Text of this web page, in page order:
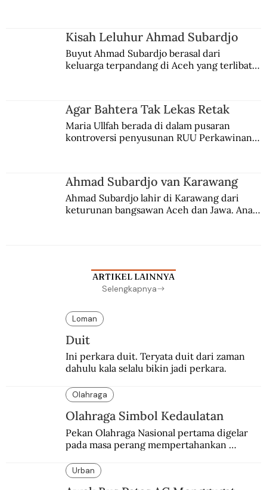
Kisah Leluhur Ahmad Subardjo
Buyut Ahmad Subardjo berasal dari
keluarga terpandang di Aceh yang terlibat
Agar Bahtera Tak Lekas Retak
Maria Ullfah berada di dalam pusaran
kontroversi penyusunan RUU Perkawinan.
Ahmad Subardjo van Karawang
Ahmad Subardjo lahir di Karawang dari
keturunan bangsawan Aceh dan Jawa. Anak
ARTIKEL LAINNYA
Selengkapnya
Loman
Duit
Ini perkara duit. Teryata duit dari zaman
dahulu kala selalu bikin jadi perkara.
Olahraga
Olahraga Simbol Kedaulatan
Pekan Olahraga Nasional pertama digelar
pada masa perang mempertahankan
Urban